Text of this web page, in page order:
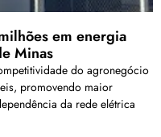
em energia
Minas
do agronegócio
promovendo maior
da rede elétrica